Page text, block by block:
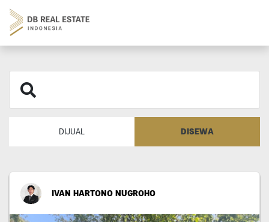
DIJUAL DISEWA
IVAN HARTONO NUGROHO